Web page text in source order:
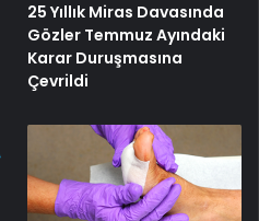
25 Yıllık Miras Davasında
Gözler Temmuz Ayındaki
Karar Duruşmasına
Çevrildi